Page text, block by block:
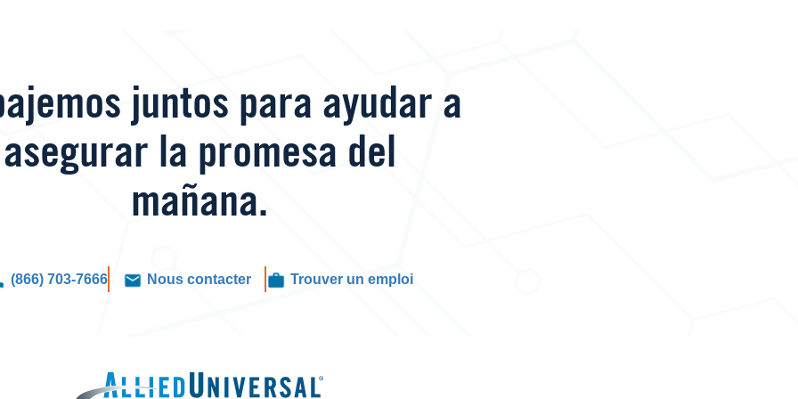
juntos para ayudar a
asegurar la promesa del
mañana.
(866) 703-7666 Nous contacter Trouver un emploi
Image